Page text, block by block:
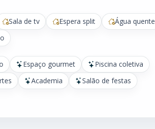
Sala de tv Espera split
Água quente
Espaço gourmet
Piscina coletiva
Academia
Salão de festas